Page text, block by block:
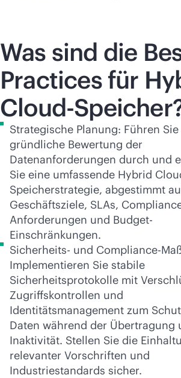
Was sind die
Practices für
Cloud-
Strategische Planung: Führen
gründliche Bewertung der
Datenanforderungen durch und
Sie eine umfassende Hybrid
Speicherstrategie, abgestimmt
Geschäftsziele, SLAs,
Anforderungen und Budget-
Einschränkungen.
Sicherheits- und Compliance-
Implementieren Sie stabile
Sicherheitsprotokolle mit
Zugriffskontrollen und
Identitätsmanagement zum
Daten während der Übertragung
Inaktivität. Stellen Sie die
relevanter Vorschriften und
Industriestandards sicher.